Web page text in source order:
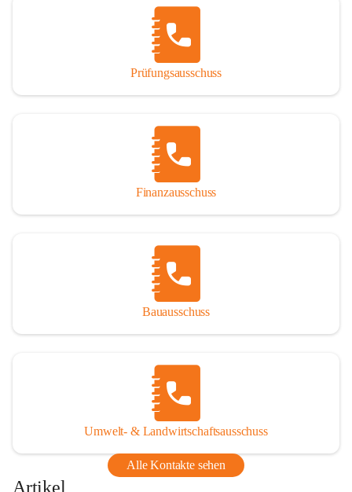
Prüfungsausschuss
Finanzausschuss
Bauausschuss
Umwelt- & Landwirtschaftsausschuss
Alle Kontakte sehen
Artikel